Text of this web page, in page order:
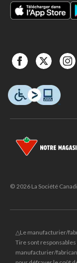
© 2026 La Société
△Le manufacturier/
Tire sont
manufacturier/